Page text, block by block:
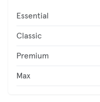
Essential
Classic
Premium
Max